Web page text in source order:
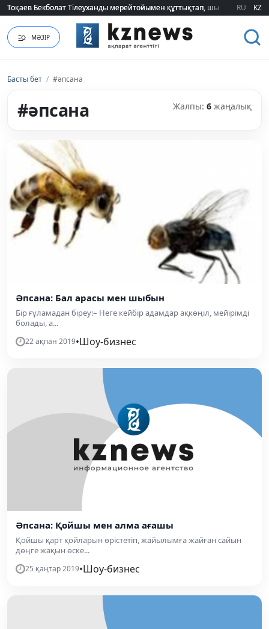
Тоқаев Бекболат Тілеуханды мерейтойымен құттықтап, шығармашылық
Тоқаев Бекболат Тілеуханды мерейтойымен құттықтап, шығармашылық
RU KZ
МӘЗІР
Басты бет / #әпсана
#әпсана Жалпы: 6 жаңалық
Әпсана: Бал арасы мен шыбын
Бір ғұламадан біреу:– Неге кейбір адамдар ақкөңіл, мейірімді
болады, а...
22 ақпан 2019•Шоу-бизнес
Әпсана: Қойшы мен алма ағашы
Қойшы қарт қойларын өрістетіп, жайылымға жайған сайын
дөңге жақын өске...
25 қаңтар 2019•Шоу-бизнес